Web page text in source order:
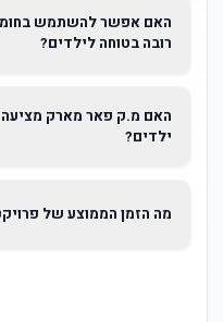
האם אפשר להשתמש
רובה בטוחה לילדים?
האם מ.ק פאר מארק מציעה
ילדים?
מה הזמן הממוצע של